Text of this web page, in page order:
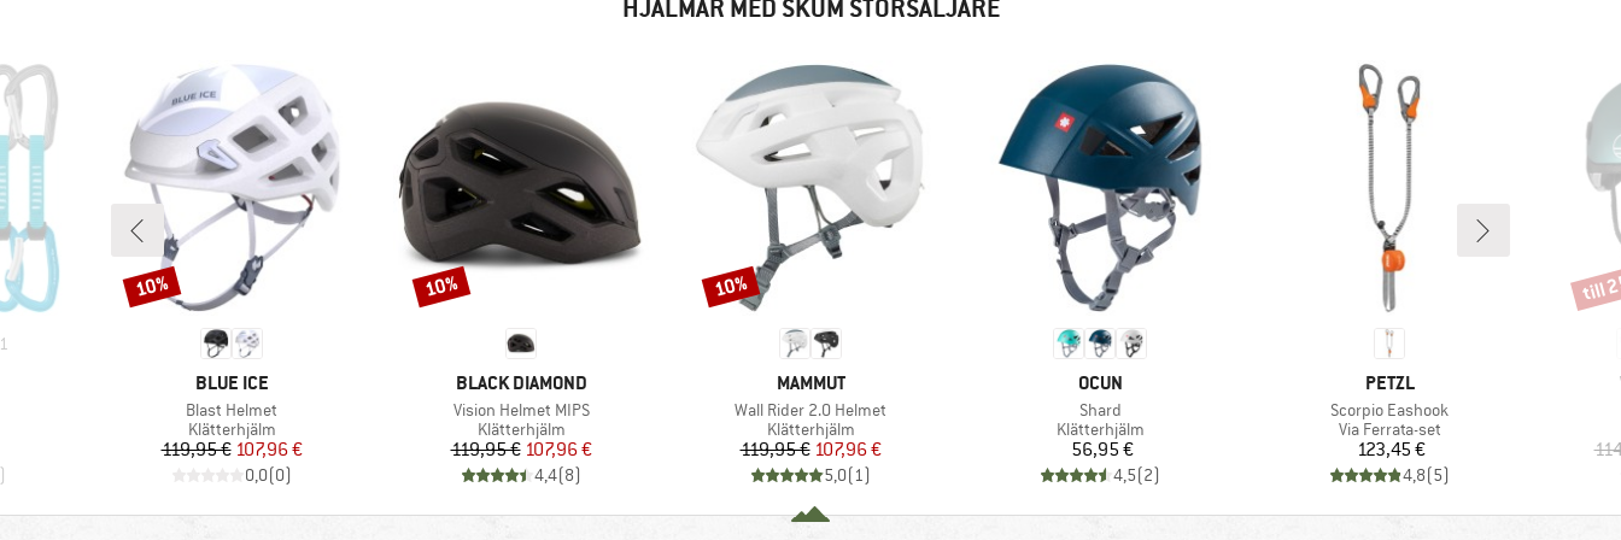
HJÄLMAR MED SKUM STORSÄLJARE
1
VARUMÄRKE
BLUE ICE
Produkter
Blast Helmet
Produktgrupp
Klätterhjälm
Pris
119,95 €Reducerat pris
107,96 €
0,0(0)
Rabatt
10%
VARUMÄRKE
BLACK DIAMOND
Produkter
Vision Helmet MIPS
Produktgrupp
Klätterhjälm
Pris
119,95 €Reducerat pris
107,96 €
4,4(8)
Rabatt
10%
VARUMÄRKE
MAMMUT
Produkter
Wall Rider 2.0 Helmet
Produktgrupp
Klätterhjälm
Pris
119,95 €Reducerat pris
107,96 €
5,0(1)
Rabatt
10%
VARUMÄRKE
OCUN
Produkter
Shard
Produktgrupp
Klätterhjälm
Pris
56,95 €
4,5(2)
VARUMÄRKE
PETZL
Produkter
Scorpio Eashook
Produktgrupp
Via Ferrata-set
Pris
123,45 €
4,8(5)
till